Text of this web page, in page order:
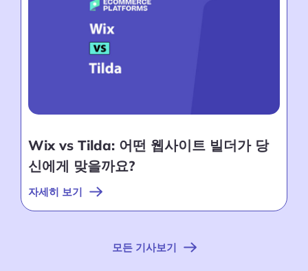
Wix vs Tilda: 어떤 웹사이트 빌더가 당
신에게 맞을까요?
자세히 보기
모든 기사보기